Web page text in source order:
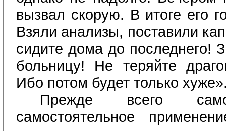
вызвал скорую. В итоге его
Взяли анализы, поставили
сидите дома до последнего!
больницу! Не теряйте
Ибо потом будет только
Прежде всего
самостоятельное